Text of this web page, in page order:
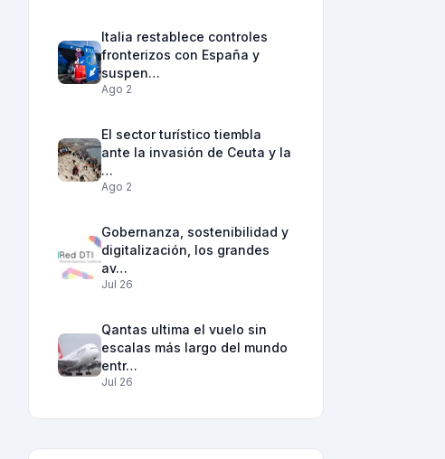
Italia restablece controles
fronterizos con España y
suspen…
Ago 2
El sector turístico tiembla
ante la invasión de Ceuta y la
…
Ago 2
Gobernanza, sostenibilidad y
digitalización, los grandes
av…
Jul 26
Qantas ultima el vuelo sin
escalas más largo del mundo
entr…
Jul 26